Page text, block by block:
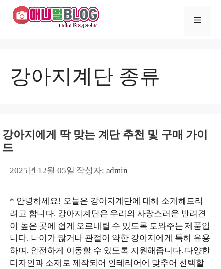
메
강아지계단 종류
강아지에게 딱 맞는 계단 추천 및 구매 가이
드
2025년 12월 05일 작성자: admin
* 안녕하세요! 오늘은 강아지계단에 대해 소개해드리
려고 합니다. 강아지계단은 우리의 사랑스러운 반려견
이 높은 곳에 쉽게 오르내릴 수 있도록 도와주는 제품입
니다. 나이가 많거나 관절이 약한 강아지에게 특히 유용
하며, 안전하게 이동할 수 있도록 지원해줍니다. 다양한
디자인과 소재로 제작되어 인테리어에 맞추어 선택할